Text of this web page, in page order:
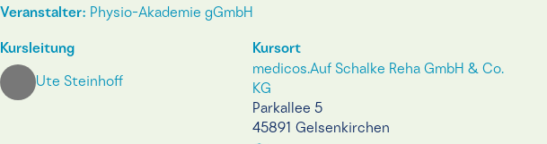
Veranstalter: Physio-Akademie gGmbH
Kursleitung
Ute Steinhoff
Kursort
medicos.Auf Schalke Reha GmbH & Co.
KG
Parkallee 5
45891 Gelsenkirchen